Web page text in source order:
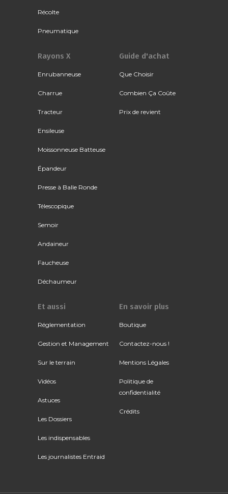
Récolte
Pneumatique
Rayons X
Enrubanneuse
Charrue
Tracteur
Ensileuse
Moissonneuse Batteuse
Épandeur
Presse à Balle Ronde
Télescopique
Semoir
Andaineur
Faucheuse
Déchaumeur
Guide d'achat
Que Choisir
Combien Ça Coûte
Prix de revient
Et aussi
Réglementation
Gestion et Management
Sur le terrain
Vidéos
Astuces
Les Dossiers
Les indispensables
Les journalistes Entraid
En savoir plus
Boutique
Contactez-nous !
Mentions Légales
Politique de
confidentialité
Crédits